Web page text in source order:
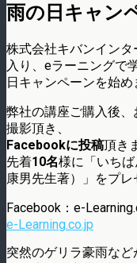
雨の日キャン
株式会社キバンイン
入り、eラーニングで
日キャンペーンを始め
弊社の講座ご購入後
撮影頂き、
Facebookに投稿頂き
先着10名様に「いち
康男先生著）」をプレ
Facebook：e-
e-Learning.co.jp
突然のゲリラ豪雨など